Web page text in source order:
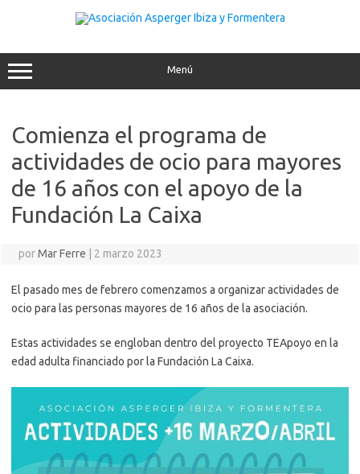
Menú
Comienza el programa de
actividades de ocio para mayores
de 16 años con el apoyo de la
Fundación La Caixa
porMar Ferre 2 marzo 2023
El pasado mes de febrero comenzamos a organizar actividades de
ocio para las personas mayores de 16 años de la asociación.
Estas actividades se engloban dentro del proyecto TEApoyo en la
edad adulta financiado por la Fundación La Caixa.